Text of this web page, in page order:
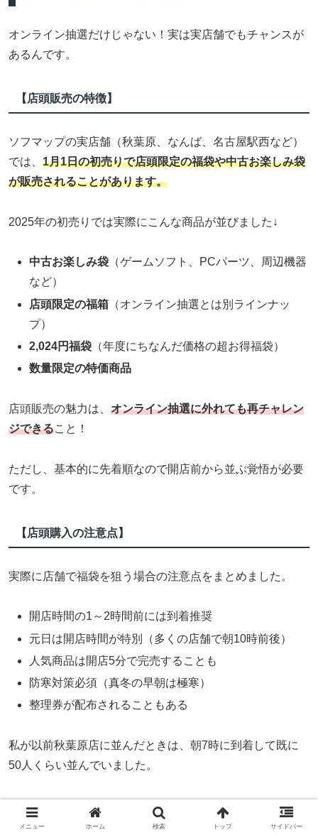
オンライン抽選だけじゃない！実は実店舗でもチャンスが
あるんです。
【店頭販売の特徴】
ソフマップの実店舗（秋葉原、なんば、名古屋駅西など）
では、 1月1日の初売りで店頭限定の福袋や中古お楽しみ袋
が販売されることがあります。
2025年の初売りでは実際にこんな商品が並びました↓
中古お楽しみ袋 （ゲームソフト、PCパーツ、周辺機器
など）
店頭限定の福箱 （オンライン抽選とは別ラインナッ
プ）
2,024円福袋 （年度にちなんだ価格の超お得福袋）
数量限定の特価商品
店頭販売の魅力は、 オンライン抽選に外れても再チャレン
ジできること！
ただし、基本的に先着順なので開店前から並ぶ覚悟が必要
です。
【店頭購入の注意点】
実際に店舗で福袋を狙う場合の注意点をまとめました。
開店時間の1～2時間前には到着推奨
元日は開店時間が特別（多くの店舗で朝10時前後）
人気商品は開店5分で完売することも
防寒対策必須（真冬の早朝は極寒）
整理券が配布されることもある
私が以前秋葉原店に並んだときは、朝7時に到着して既に
50人くらい並んでいました。
開店と同時に入店したものの、お目当ての福袋は既に売り
切れ…という苦い思い出があります。
メニュー ホーム 検索 トップ サイドバー